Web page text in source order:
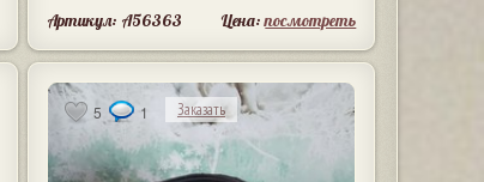
Артикул: A56363 Цена:посмотреть
5 1 Заказать